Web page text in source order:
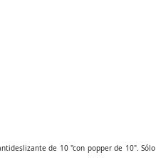
de 10 "con popper de 10".